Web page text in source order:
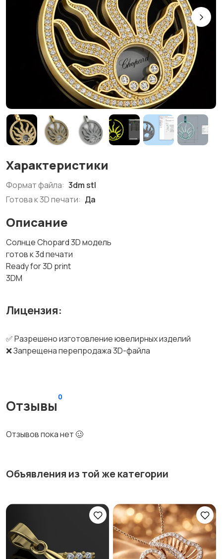
Характеристики
Формат файла: 3dm stl
Готова к 3D печати: Да
Описание
Солнце Chopard 3D модель
готов к 3d печати
Ready for 3D print
3DM
Лицензия:
✅ Разрешено изготовление ювелирных изделий
❌ Запрещена перепродажа 3D-файла
Отзывы
0
Отзывов пока нет 🥴
Объявления из той же категории